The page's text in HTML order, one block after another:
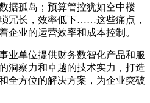
据孤岛；预算管控犹如空中楼
冗长，效率低下……这些痛点，
企业的运营效率和成本控制。
业单位提供财务数智化产品和服
洞察力和卓越的技术实力，打造
全方位的解决方案，为企业突破